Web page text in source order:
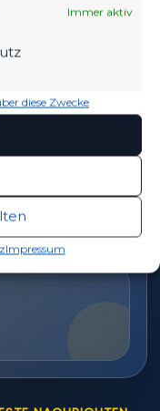
Immer aktiv
diese Zwecke
Impressum
– alles